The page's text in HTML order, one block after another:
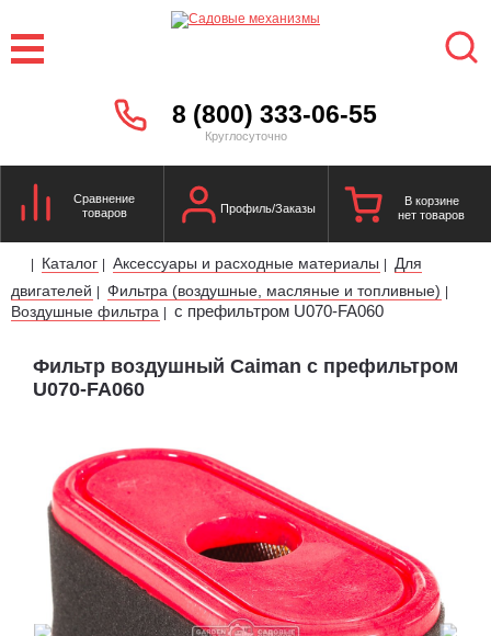
8 (800) 333-06-55
Круглосуточно
Сравнение
товаров
Профиль/Заказы
В корзине
нет товаров
| Каталог | Аксессуары и расходные материалы |
Для
двигателей | Фильтра (воздушные, масляные и топливные) |
Воздушные фильтра | с префильтром U070-FA060
Фильтр воздушный Caiman с префильтром
U070-FA060